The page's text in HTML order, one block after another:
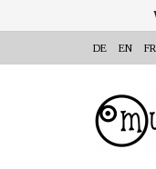
DE EN FR